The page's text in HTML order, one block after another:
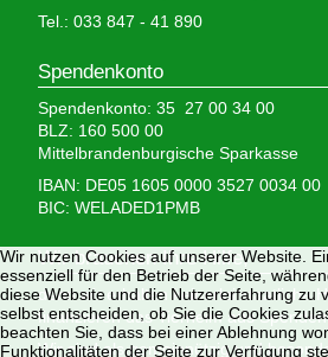
Tel.: 033 847 - 41 890
Spendenkonto
Spendenkonto: 35 27 00 34 00
BLZ: 160 500 00
Mittelbrandenburgische Sparkasse
IBAN: DE05 1605 0000 3527 0034 00
BIC: WELADED1PMB
Wir brauchen Ihre Hilfe,
denn wir erhalten keinerlei staatliche
finanzieren das Tierheim aus
Wir sind als gemeinnützig und
Wir nutzen Cookies auf unserer Website.
essenziell für den Betrieb der Seite,
diese Website und die Nutzererfahrung zu
selbst entscheiden, ob Sie die Cookies
beachten Sie, dass bei einer Ablehnung
Funktionalitäten der Seite zur Verfügung